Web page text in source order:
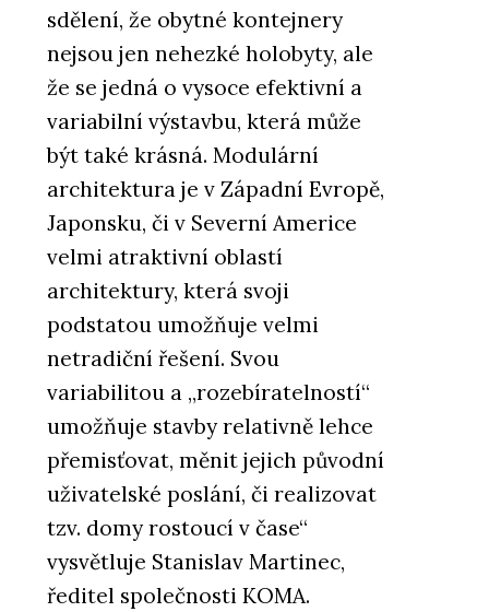
sdělení, že obytné kontejnery
nejsou jen nehezké holobyty, ale
že se jedná o vysoce efektivní a
variabilní výstavbu, která může
být také krásná. Modulární
architektura je v Západní Evropě,
Japonsku, či v Severní Americe
velmi atraktivní oblastí
architektury, která svoji
podstatou umožňuje velmi
netradiční řešení. Svou
variabilitou a „rozebíratelností“
umožňuje stavby relativně lehce
přemisťovat, měnit jejich původní
uživatelské poslání, či realizovat
tzv. domy rostoucí v čase“
vysvětluje Stanislav Martinec,
ředitel společnosti KOMA.